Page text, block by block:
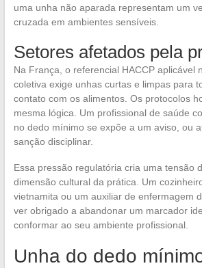
uma unha não aparada representam um
cruzada em ambientes sensíveis.
Setores afetados pela
Na França, o referencial HACCP aplicável
coletiva exige unhas curtas e limpas para
contato com os alimentos. Os protocolos
mesma lógica. Um profissional de saúde
no dedo mínimo se expõe a um aviso, ou
sanção disciplinar.
Essa pressão regulatória cria uma tensão
dimensão cultural da prática. Um
vietnamita ou um auxiliar de enfermagem
ver obrigado a abandonar um marcador
conformar ao seu ambiente profissional.
Unha do dedo